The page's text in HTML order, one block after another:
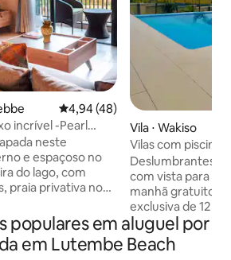
4,94 de uma avaliação média
4,94 (48)
incrível -Pearl
neste
e espaçoso no
do lago, com
praia privativa no
condomínio
Estate. Totalmente
para conforto e
Vila ⋅ Wakiso
Vilas com piscina
piscina privativa
aeroporto
Deslumbrantes
com vista para o
manhã gratuito,
exclusiva de 12 x
equipada com
turco, ar-
digital de tela
populares em aluguel por
em Lutembe Beach